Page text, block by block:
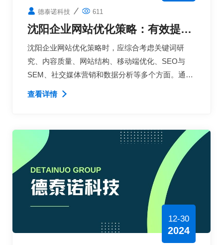
德泰诺科技 611
沈阳企业网站优化策略：有效提升
品牌知名度与在线转化率的方法
沈阳企业网站优化策略时，应综合考虑关键词研
究、内容质量、网站结构、移动端优化、SEO与
SEM、社交媒体营销和数据分析等多个方面。通过
持续的努力和优化，企业不仅能够提升品牌知名
查看详情
12-30
2024